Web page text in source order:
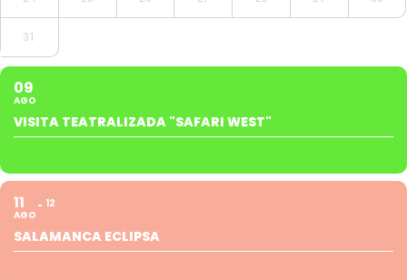
31
09
AGO
VISITA TEATRALIZADA "SAFARI WEST"
11
AGO
12
SALAMANCA ECLIPSA